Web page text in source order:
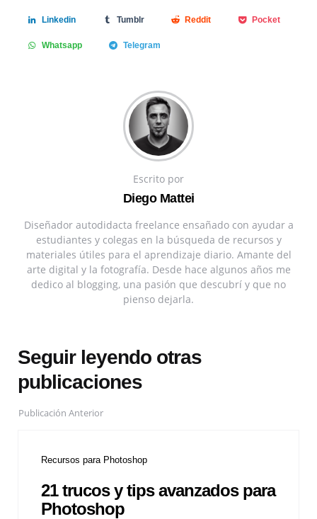
Linkedin Tumblr Reddit Pocket
Whatsapp Telegram
Escrito por
Diego Mattei
Diseñador autodidacta freelance ensañado con ayudar a
estudiantes y colegas en la búsqueda de recursos y
materiales útiles para el aprendizaje diario. Amante del
arte digital y la fotografía. Desde hace algunos años me
dedico al blogging, una pasión que descubrí y que no
pienso dejarla.
Seguir leyendo otras
publicaciones
Publicación Anterior
Recursos para Photoshop
21 trucos y tips avanzados para
Photoshop